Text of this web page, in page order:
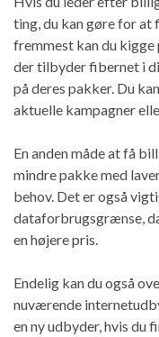
ting, du kan gøre for at
fremmest kan du
der tilbyder fibernet i
på deres pakker. Du
aktuelle kampagner
En anden måde at få
mindre pakke med
behov. Det er også
dataforbrugsgrænse,
en højere pris.
Endelig kan du også
nuværende
en ny udbyder, hvis du